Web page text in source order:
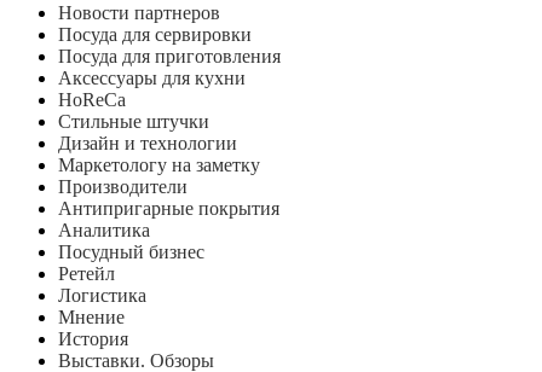
Новости партнеров
Посуда для сервировки
Посуда для приготовления
Аксессуары для кухни
HoReCa
Стильные штучки
Дизайн и технологии
Маркетологу на заметку
Производители
Антипригарные покрытия
Аналитика
Посудный бизнес
Ретейл
Логистика
Мнение
История
Выставки. Обзоры